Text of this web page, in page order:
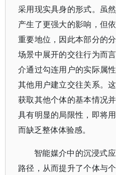
采用现实具身的形式。虽
产生了更强大的影响，但
重要地位，因此本部分的
场景中展开的交往行为而
介通过勾连用户的实际属
其他用户建立交往关系。
获取其他个体的基本情况
具有明显的局限性，即将
而缺乏整体体验感。
智能媒介中的沉浸式
路径，从而提升了个体与